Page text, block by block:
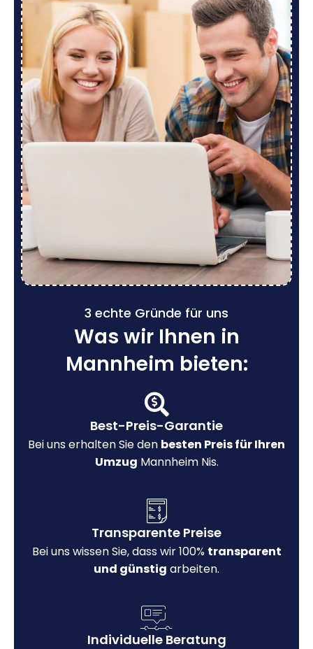
3 echte Gründe für uns
Was wir Ihnen in
Mannheim bieten:
Best-Preis-Garantie
Bei uns erhalten Sie den besten Preis für Ihren
Umzug Mannheim Nis.
Transparente Preise
Bei uns wissen Sie, dass wir 100% transparent
und günstig arbeiten.
Individuelle Beratung